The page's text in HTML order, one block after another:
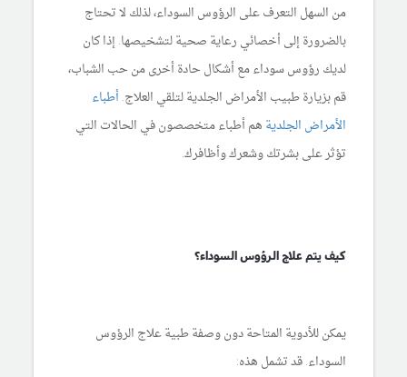
من السهل التعرف على الرؤوس السوداء، لذلك لا تحتاج
بالضرورة إلى أخصائي رعاية صحية لتشخيصها. إذا كان
لديك رؤوس سوداء مع أشكال حادة أخرى من حب الشباب،
قم بزيارة طبيب الأمراض الجلدية لتلقي العلاج.أطباء
الأمراض الجلدية هم أطباء متخصصون في الحالات التي
تؤثر على بشرتك وشعرك وأظافرك.
كيف يتم علاج الرؤوس السوداء؟
يمكن للأدوية المتاحة دون وصفة طبية علاج الرؤوس
السوداء. قد تشمل هذه: